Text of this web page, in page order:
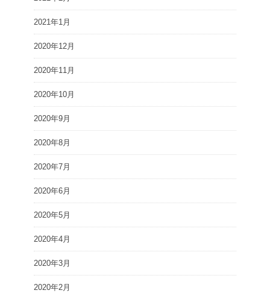
2021年1月
2020年12月
2020年11月
2020年10月
2020年9月
2020年8月
2020年7月
2020年6月
2020年5月
2020年4月
2020年3月
2020年2月